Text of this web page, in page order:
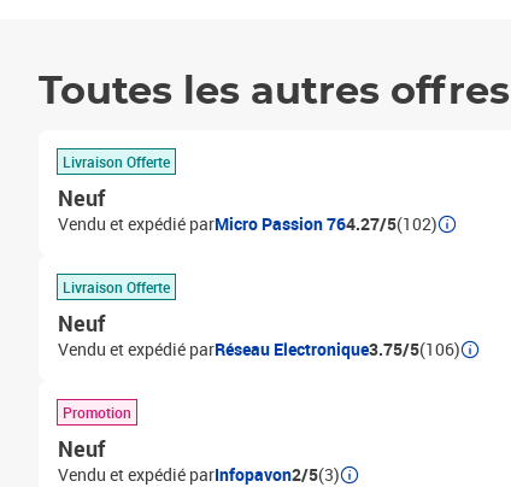
Toutes les autres offres
Livraison Offerte
Neuf
Vendu et expédié parMicro Passion 764.27/5(102)
Livraison Offerte
Neuf
Vendu et expédié parRéseau Electronique3.75/5(106)
Promotion
Neuf
Vendu et expédié parInfopavon2/5(3)